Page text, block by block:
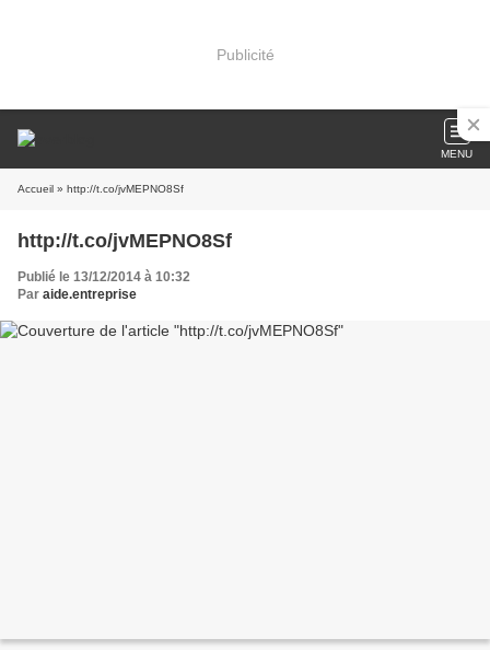
Publicité
MENU
Accueil » http://t.co/jvMEPNO8Sf
http://t.co/jvMEPNO8Sf
Publié le 13/12/2014 à 10:32
Par aide.entreprise